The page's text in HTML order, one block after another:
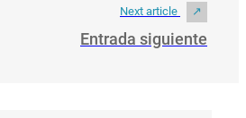
Next article
Entrada siguiente